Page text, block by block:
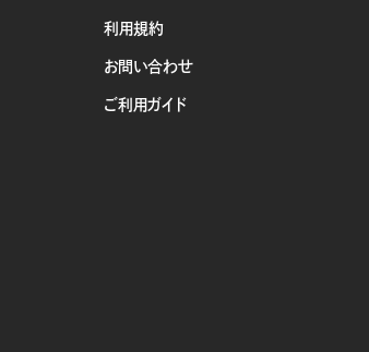
利用規約
お問い合わせ
ご利用ガイド